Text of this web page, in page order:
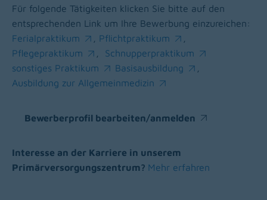
Für folgende Tätigkeiten klicken Sie bitte auf den
entsprechenden Link um Ihre Bewerbung einzureichen:
Ferialpraktikum
(opens in a new window)
Pflichtpraktikum
(opens in a new window)
Pflegepraktikum
(opens in a new window)
Schnupperpraktikum
(opens in a new window)
sonstiges Praktikum
(opens in a new window)
Basisausbildung
(opens in a new window)
Ausbildung zur Allgemeinmedizin
(opens in a new window)
Bewerberprofil bearbeiten/anmelden
(opens in a new window)
Interesse an der Karriere in unserem
Primärversorgungszentrum? Mehr erfahren